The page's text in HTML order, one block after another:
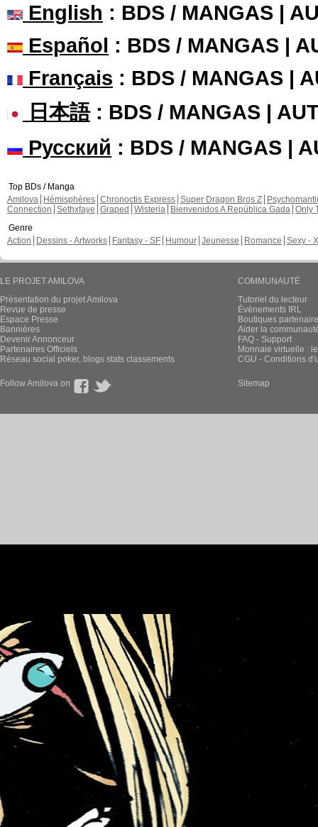
English : BDS / MANGAS |
Español : BDS / MANGAS |
Français : BDS / MANGAS |
日本語: BDS / MANGAS |
Русский : BDS / MANGAS |
Top BDs / Manga
Amilova
Hémisphères Chronoctis Express Super Dragon Bros Z
Connection Sethxfaye Graped Wisteria Bienvenidos A República Gada Only
Genre
Action
Dessins - Artworks Fantasy - SF Humour Jeunesse Romance Sexy -
LE PROJET AMILOVA
Présentation du projet Amilova
Revue de presse
Espace Presse
Bannières
Devenir Annonceur
Partenaires Officiels
Réseau social poker, blogs stats classements
COMMUNAUTÉ
Tutoriel du lecteur
Évènements IRL
Boutiques
Aider la
FAQ - Support
Monnaie virtuelle :
CGU - Conditions
Follow Amilova on Sitemap